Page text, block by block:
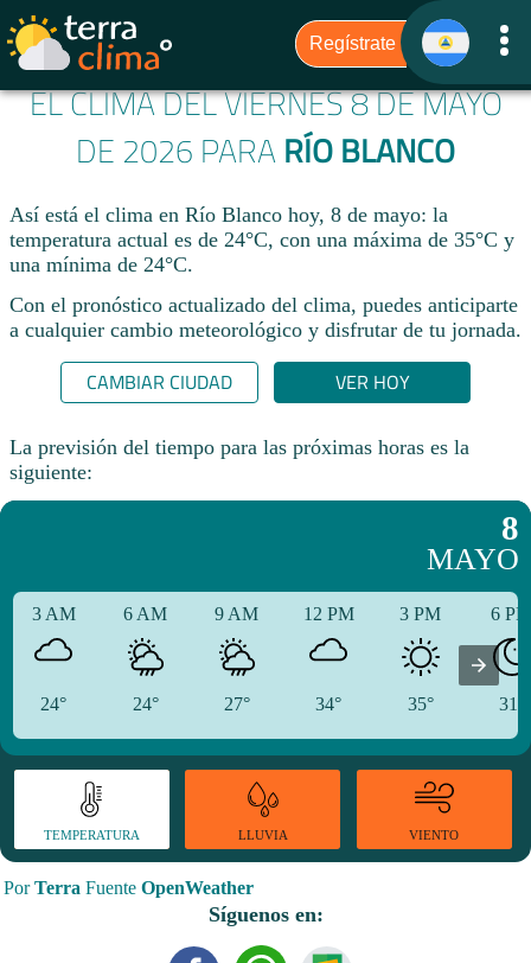
EL CLIMA DEL VIERNES 8 DE MAYO
DE 2026 PARA RÍO BLANCO
Así está el clima en Río Blanco hoy, 8 de mayo: la
temperatura actual es de 24°C, con una máxima de 35°C y
una mínima de 24°C.
Con el pronóstico actualizado del clima, puedes anticiparte
a cualquier cambio meteorológico y disfrutar de tu jornada.​
CAMBIAR CIUDAD VER HOY
La previsión del tiempo para las próximas horas es la
siguiente:
8
MAYO
3 AM
24°
6 AM
24°
9 AM
27°
12 PM
34°
3 PM
35°
6
31°
TEMPERATURA LLUVIA VIENTO
PorTerra Fuente OpenWeather
Síguenos en: